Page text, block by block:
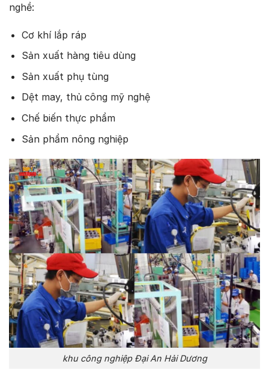
nghề:
Cơ khí lắp ráp
Sản xuất hàng tiêu dùng
Sản xuất phụ tùng
Dệt may, thủ công mỹ nghệ
Chế biến thực phẩm
Sản phẩm nông nghiệp
khu công nghiệp Đại An Hải Dương